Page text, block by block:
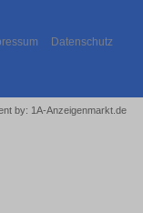
Datenschutz
by: 1A-Anzeigenmarkt.de